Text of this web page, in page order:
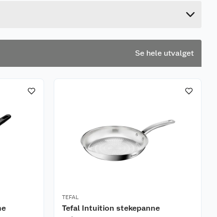
Se hele utvalget
TEFAL
Tefal Intuition stekepanne